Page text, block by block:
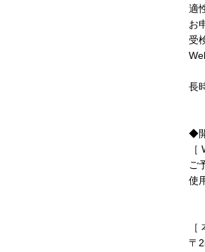
適
お
受
長
◆
［
ご
使
［
〒